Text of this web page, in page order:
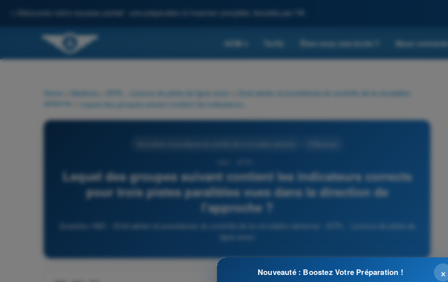
Découvrez notre nouveau portail : une préparation à l'examen complète, boostée par l'IA
QCM Tarifs Êtes-vous une école ? Nous contacter
Home Matières ATPL - Licence de pilote de ligne avion
Droit aérien et procédures du contrôle de la circulation
aérienne
Lequel des groupes suivant contient les indicateurs corrects
pour trois pistes parallèles vues dans la direction de
l'approche ?
Question 1661 - Droit aérien et procédures du contrôle de la circulation aérienne - ATPL - Licence de pilote de
ligne avion
×
Nouveauté : Boostez Votre Préparation !